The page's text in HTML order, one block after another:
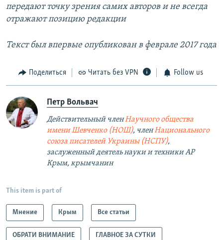
передают точку зрения самих авторов и не всегда
отражают позицию редакции
Текст был впервые опубликован в феврале 2017 года
Поделиться Читать без VPN Follow us
Петр Вольвач
Действительный членНаучного общества
имени Шевченко (НОШ), членНационального
союза писателей Украины (НСПУ),
заслуженный деятель науки и техники АР
Крым, крымчанин
This item is part of
Мнение Крым Все статьи
ОБРАТИ ВНИМАНИЕ ГЛАВНОЕ ЗА СУТКИ